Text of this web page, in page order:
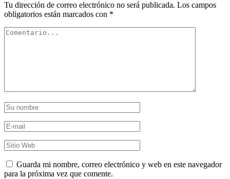
Tu dirección de correo electrónico no será publicada. Los campos
obligatorios están marcados con *
Guarda mi nombre, correo electrónico y web en este navegador
para la próxima vez que comente.